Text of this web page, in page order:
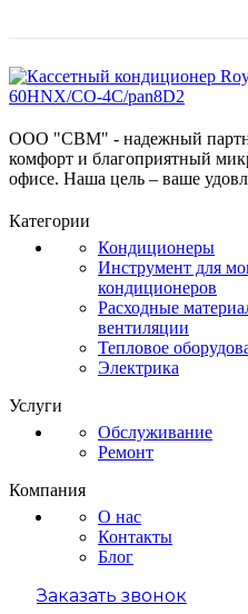
ООО "СВМ" - надежный
комфорт и благоприятный
офисе. Наша цель – ваше
Категории
Кондиционеры
Инструмент для
кондиционеров
Расходные
вентиляции
Тепловое
Электрика
Услуги
Обслуживание
Ремонт
Компания
О нас
Контакты
Блог
Заказать звонок